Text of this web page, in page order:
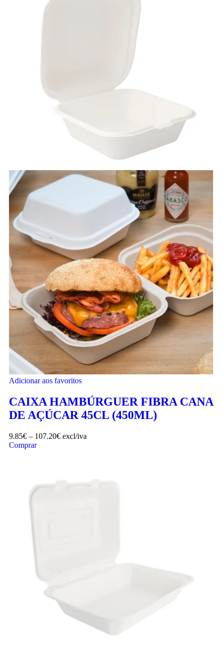
Adicionar aos favoritos
CAIXA HAMBÚRGUER FIBRA CANA
DE AÇÚCAR 45CL (450ML)
9.85€ – 107.20€ excl/iva
Comprar